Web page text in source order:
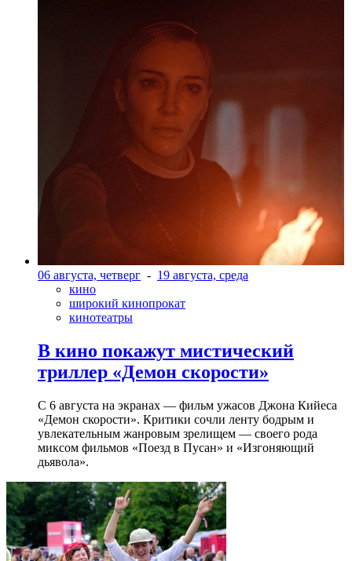
06 августа, четверг - 19 августа, среда
кино
широкий кинопрокат
кинотеатры
В кино покажут мистический
триллер «Демон скорости»
С 6 августа на экранах — фильм ужасов Джона Кийеса
«Демон скорости». Критики сочли ленту бодрым и
увлекательным жанровым зрелищeм — своего рода
миксом фильмов «Поезд в Пусан» и «Изгоняющий
дьявола».